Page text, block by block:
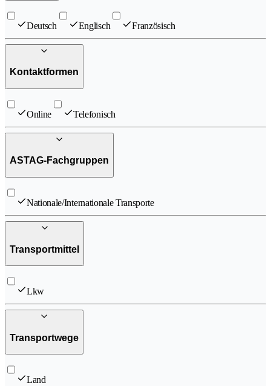
Deutsch Englisch Französisch
Kontaktformen
Online Telefonisch
ASTAG-Fachgruppen
Nationale/Internationale Transporte
Transportmittel
Lkw
Transportwege
Land